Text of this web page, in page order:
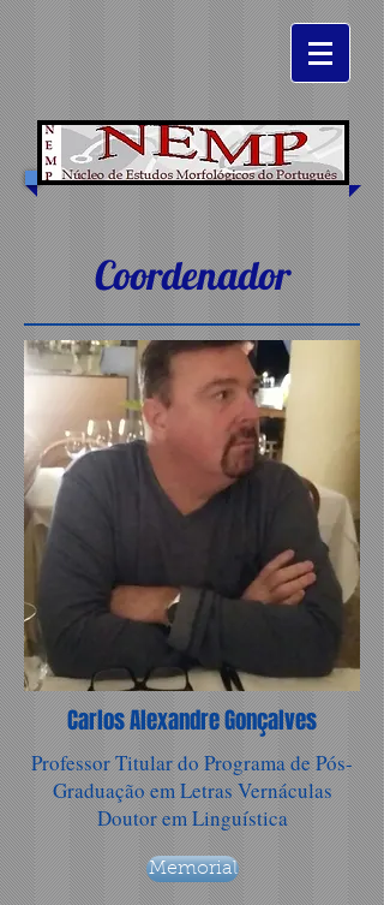
Coordenador
Carlos Alexandre Gonçalves
Professor Titular do Programa de Pós-
Graduação em Letras Vernáculas
Doutor em Linguística
Memorial